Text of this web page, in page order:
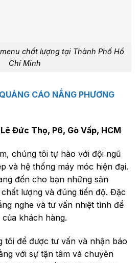
chất lượng tại Thành Phố Hồ
Chí Minh
CÁO NẮNG PHƯƠNG
Đức Thọ, P6, Gò Vấp, HCM
chúng tôi tự hào với đội ngũ
và hệ thống máy móc hiện đại.
đến cho bạn những sản
chất lượng và đúng tiến độ. Đặc
nghe và tư vấn nhiệt tình để
khách hàng.
tôi để được tư vấn và nhận báo
với sự tận tâm và chuyên